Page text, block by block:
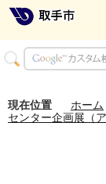
現在位置 ホーム
センター企画展（